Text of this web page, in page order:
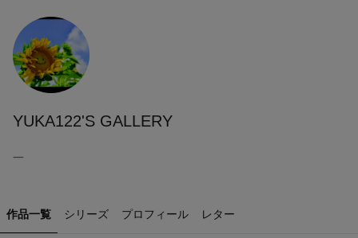
YUKA122'S GALLERY
一
作品一覧 シリーズ プロフィール レター